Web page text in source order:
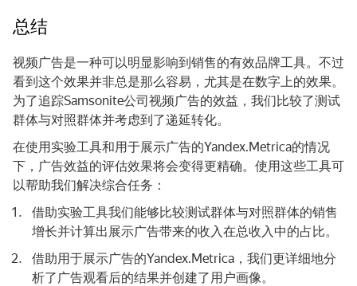
总结
视频广告是一种可以明显影响到销售的有效品牌工具。不过
看到这个效果并非总是那么容易，尤其是在数字上的效果。
为了追踪Samsonite公司视频广告的效益，我们比较了测试
群体与对照群体并考虑到了递延转化。
在使用实验工具和用于展示广告的Yandex.Metrica的情况
下，广告效益的评估效果将会变得更精确。使用这些工具可
以帮助我们解决综合任务：
借助实验工具我们能够比较测试群体与对照群体的销售
增长并计算出展示广告带来的收入在总收入中的占比。
借助用于展示广告的Yandex.Metrica，我们更详细地分
析了广告观看后的结果并创建了用户画像。